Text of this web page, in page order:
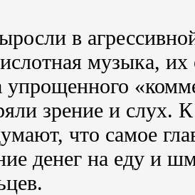
в
музыка,
упрощенного
зрение и
что самое
денег на еду и